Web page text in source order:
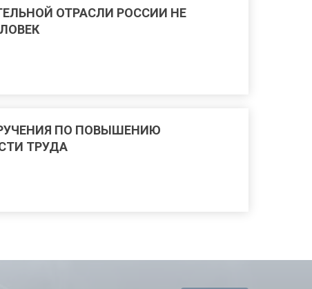
ОТРАСЛИ РОССИИ НЕ
ПО ПОВЫШЕНИЮ
ТРУДА